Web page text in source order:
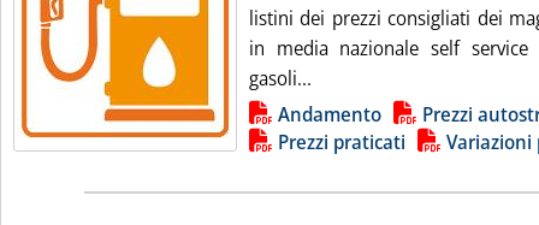
listini dei prezzi consigliati dei
in media nazionale self
gasoli...
Lista allegati PDF alla notizia
Andamento
Prezzi
Prezzi praticati
Variazioni